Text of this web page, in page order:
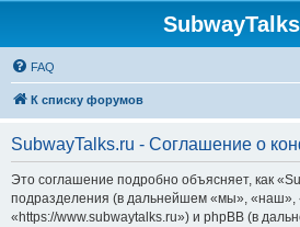
FAQ
К списку форумов
SubwayTalks.ru - Соглашение о
Это соглашение подробно объясняет, как
подразделения (в дальнейшем «мы», «наш»,
«https://www.subwaytalks.ru») и phpBB (в